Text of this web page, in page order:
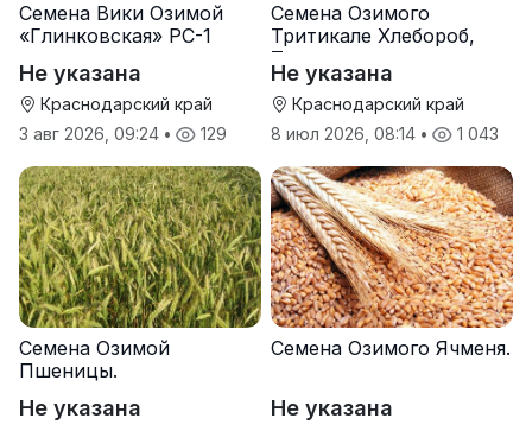
Семена Вики Озимой
«Глинковская» РС-1
Не указана
Краснодарский край
3 авг 2026, 09:24 • 129
Семена Озимого
Тритикале Хлебороб,
Тихон
Не указана
Краснодарский край
8 июл 2026, 08:14 • 1 043
Семена Озимой
Пшеницы.
Не указана
Семена Озимого Ячменя.
Не указана